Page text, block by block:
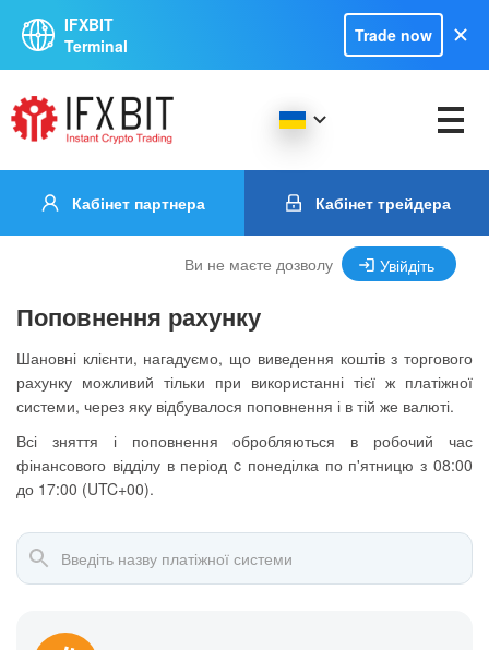
IFXBIT
Terminal
Trade now
Кабінет партнера Кабінет трейдера
Ви не маєте дозволу Увійдіть
Поповнення рахунку
Шановні клієнти, нагадуємо, що виведення коштів з торгового
рахунку можливий тільки при використанні тієї ж платіжної
системи, через яку відбувалося поповнення і в тій же валюті.
Всі зняття і поповнення обробляються в робочий час
фінансового відділу в період c понеділка по п'ятницю з 08:00
до 17:00 (UTC+00).